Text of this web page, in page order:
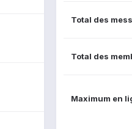
Total des
Total des
Maximum en